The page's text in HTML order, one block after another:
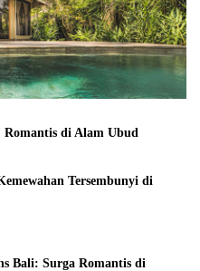
di Alam Ubud
Tersembunyi di
Bali: Surga Romantis di